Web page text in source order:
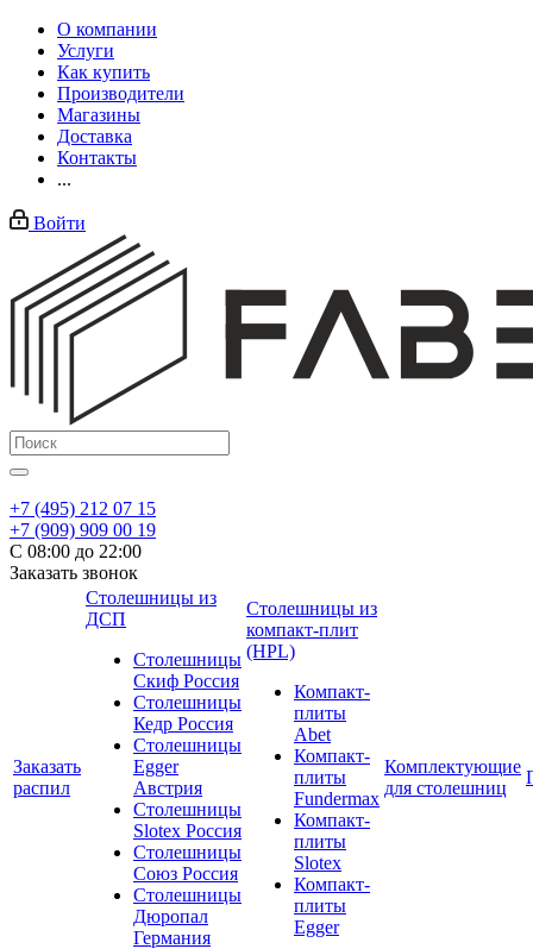
О компании
Услуги
Как купить
Производители
Магазины
Доставка
Контакты
...
Войти
+7 (495) 212 07 15
+7 (909) 909 00 19
С 08:00 до 22:00
Заказать звонок
Заказать
распил
Столешницы из
ДСП
Столешницы
Скиф Россия
Столешницы
Кедр Россия
Столешницы
Egger
Австрия
Столешницы
Slotex Россия
Столешницы
Союз Россия
Столешницы
Дюропал
Германия
Столешницы из
компакт-плит
(HPL)
Компакт-
плиты
Abet
Компакт-
плиты
Fundermax
Компакт-
плиты
Slotex
Компакт-
плиты
Egger
Комплектующие
для столешниц